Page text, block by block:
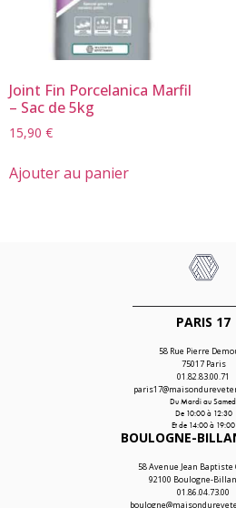
Joint Fin Porcelanica Marfil
– Sac de 5kg
15,90 €
Ajouter au panier
PARIS 17
58 Rue Pierre
75017 Paris
01.82.83.00.71
Du Mardi au
De 10:00 à 12:30
Et de 14:00 à 19:00
BOULOGNE-
58 Avenue Jean
92100 Boulogne-
01.86.04.73.00